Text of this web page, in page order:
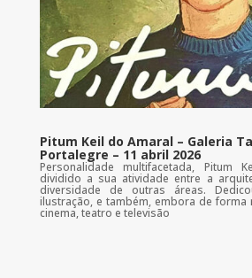
Pitum Keil do Amaral – Galeria
Portalegre – 11 abril 2026
Personalidade multifacetada, Pitum
dividido a sua atividade entre a
diversidade de outras áreas.
ilustração, e também, embora de forma
cinema, teatro e televisão